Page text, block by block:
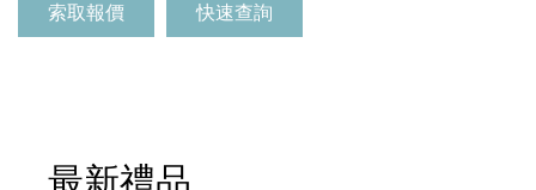
索取報價 快速查詢
最新禮品